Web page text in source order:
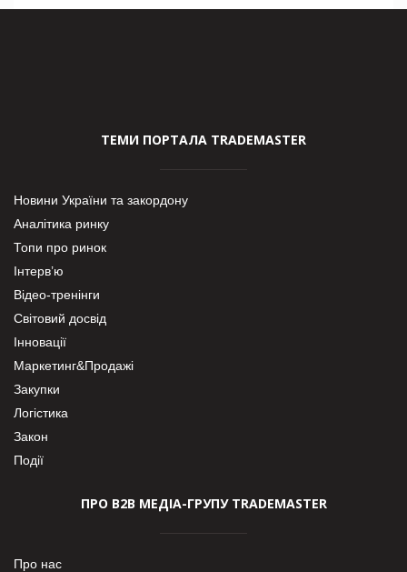
ТЕМИ ПОРТАЛА TRADEMASTER
Новини України та закордону
Аналітика ринку
Топи про ринок
Інтерв’ю
Відео-тренінги
Світовий досвід
Інновації
Маркетинг&Продажі
Закупки
Логістика
Закон
Події
ПРО В2В МЕДІА-ГРУПУ TRADEMASTER
Про нас